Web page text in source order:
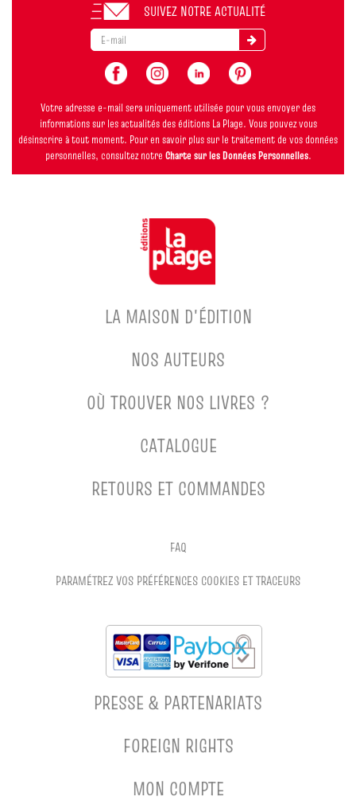
SUIVEZ NOTRE ACTUALITÉ
Votre adresse e-mail sera uniquement utilisée pour vous envoyer des
informations sur les actualités des éditions La Plage. Vous pouvez vous
désinscrire à tout moment. Pour en savoir plus sur le traitement de vos données
personnelles, consultez notre Charte sur les Données Personnelles.
LA MAISON D'ÉDITION
NOS AUTEURS
OÙ TROUVER NOS LIVRES ?
CATALOGUE
RETOURS ET COMMANDES
FAQ
PARAMÉTREZ VOS PRÉFÉRENCES COOKIES ET TRACEURS
PRESSE & PARTENARIATS
FOREIGN RIGHTS
MON COMPTE